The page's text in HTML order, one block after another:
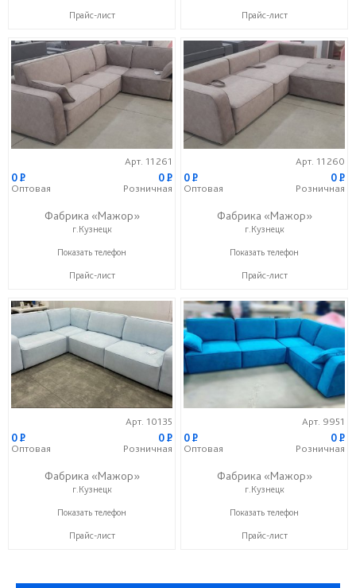
Прайс-лист Прайс-лист
Арт. 11261
0P
Оптовая
0P
Розничная
Фабрика «Мажор»
г.Кузнецк
+7 (999) 611-98-99
Показать телефон
Прайс-лист
Арт. 11260
0P
Оптовая
0P
Розничная
Фабрика «Мажор»
г.Кузнецк
+7 (999) 611-98-99
Показать телефон
Прайс-лист
Арт. 10135
0P
Оптовая
0P
Розничная
Фабрика «Мажор»
г.Кузнецк
+7 (999) 611-98-99
Показать телефон
Прайс-лист
Арт. 9951
0P
Оптовая
0P
Розничная
Фабрика «Мажор»
г.Кузнецк
+7 (999) 611-98-99
Показать телефон
Прайс-лист